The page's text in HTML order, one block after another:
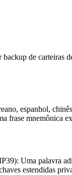
de carteiras
espanhol,
frase mnemônica
Uma palavra
estendidas